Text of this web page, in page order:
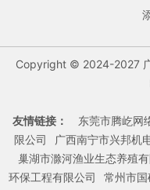
Copyright © 2024-2027
友情链接：
东莞市腾屹网
限公司
广西南宁市兴邦机
巢湖市滁河渔业生态养殖
环保工程有限公司
常州市